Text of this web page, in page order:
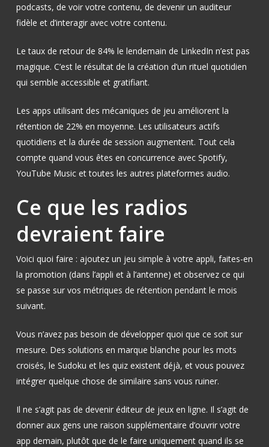
podcasts, de voir votre contenu, de devenir un auditeur
fidèle et d’interagir avec votre contenu.
Le taux de retour de 84% le lendemain de LinkedIn n’est pas
magique. C’est le résultat de la création d’un rituel quotidien
qui semble accessible et gratifiant.
Les apps utilisant des mécaniques de jeu améliorent la
rétention de 22% en moyenne. Les utilisateurs actifs
quotidiens et la durée de session augmentent. Tout cela
compte quand vous êtes en concurrence avec Spotify,
YouTube Music et toutes les autres plateformes audio.
Ce que les radios
devraient faire
Voici quoi faire : ajoutez un jeu simple à votre appli, faites-en
la promotion (dans l’appli et à l’antenne) et observez ce qui
se passe sur vos métriques de rétention pendant le mois
suivant.
Vous n’avez pas besoin de développer quoi que ce soit sur
mesure. Des solutions en marque blanche pour les mots
croisés, le Sudoku et les quiz existent déjà, et vous pouvez
intégrer quelque chose de similaire sans vous ruiner.
Il ne s’agit pas de devenir éditeur de jeux en ligne. Il s’agit de
donner aux gens une raison supplémentaire d’ouvrir votre
app demain, plutôt que de le faire uniquement quand ils se